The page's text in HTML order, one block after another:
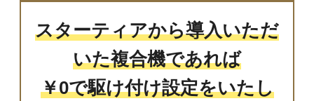
スターティアから導入いただ
いた複合機であれば
￥0で駆け付け設定をいたし